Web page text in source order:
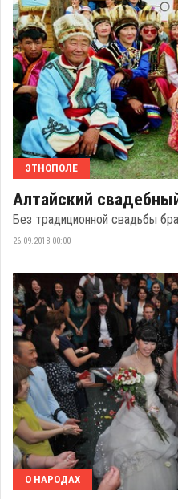
ЭТНОПОЛЕ
Алтайский
Без традиционной свадьбы
26.09.2018 00:00
О НАРОДАХ